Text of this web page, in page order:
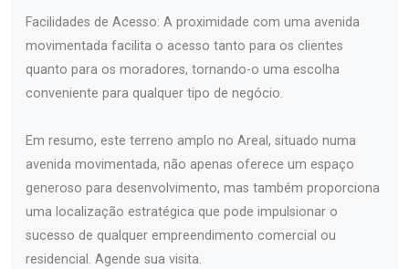
Facilidades de Acesso: A proximidade com uma avenida
movimentada facilita o acesso tanto para os clientes
quanto para os moradores, tornando-o uma escolha
conveniente para qualquer tipo de negócio.
Em resumo, este terreno amplo no Areal, situado numa
avenida movimentada, não apenas oferece um espaço
generoso para desenvolvimento, mas também proporciona
uma localização estratégica que pode impulsionar o
sucesso de qualquer empreendimento comercial ou
residencial. Agende sua visita.